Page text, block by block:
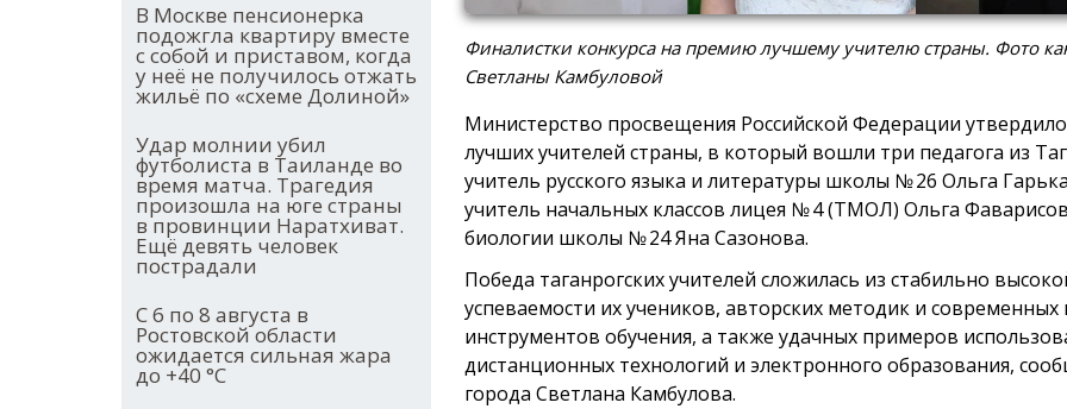
В Москве пенсионерка
подожгла квартиру вместе
с собой и приставом, когда
у неё не получилось отжать
жильё по «схеме Долиной»
Удар молнии убил
футболиста в Таиланде во
время матча. Трагедия
произошла на юге страны
в провинции Наратхиват.
Ещё девять человек
пострадали
С 6 по 8 августа в
Ростовской области
ожидается сильная жара
до +40 °С
Финалистки конкурса на премию лучшему учителю страны. Фото
Светланы Камбуловой
Министерство просвещения Российской Федерации
лучших учителей страны, в который вошли три педагога из
учитель русского языка и литературы школы № 26 Ольга
учитель начальных классов лицея № 4 (ТМОЛ) Ольга
биологии школы № 24 Яна Сазонова.
Победа таганрогских учителей сложилась из стабильно
успеваемости их учеников, авторских методик и
инструментов обучения, а также удачных примеров
дистанционных технологий и электронного образования,
города Светлана Камбулова.